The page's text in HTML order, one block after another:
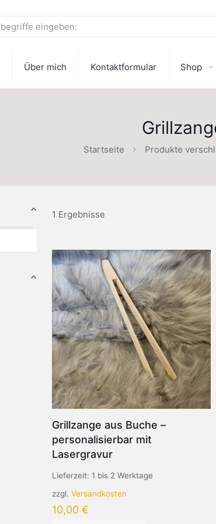
Über mich Kontaktformular Shop
Startseite Produkte
1 Ergebnisse
Grillzange aus Buche –
personalisierbar mit
Lasergravur
Lieferzeit: 1 bis 2 Werktage
zzgl. Versandkosten
10,00 €